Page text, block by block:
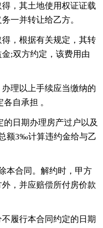
，其土地使用权证证载
一并转让给乙方。
，根据有关规定，其转
;双方约定，该费用由
理以上手续应当缴纳的
自承担 。
日期办理房产过户以及
额3‰计算违约金给与乙
本合同。解约时，甲方
，并应赔偿所付房价款
履行本合同约定的日期